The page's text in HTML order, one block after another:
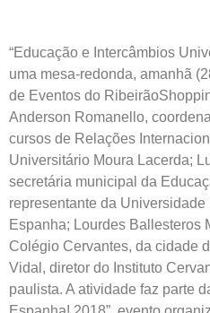
“Educação e Intercâmbios
uma mesa-redonda, amanhã
de Eventos do
Anderson Romanello,
cursos de Relações
Universitário Moura Lacerda;
secretária municipal da
representante da
Espanha; Lourdes Ballesteros
Colégio Cervantes, da cidade
Vidal, diretor do Instituto
paulista. A atividade faz parte